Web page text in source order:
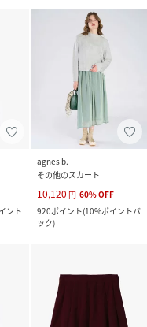
ント
agnes b.
その他のスカート
10,120 円 60%OFF
920ポイント(10%ポイントバ
ック)